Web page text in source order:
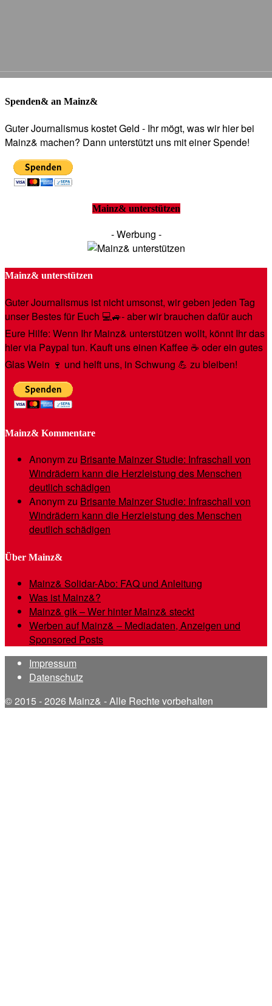
Spenden& an Mainz&
Guter Journalismus kostet Geld - Ihr mögt, was wir hier bei
Mainz& machen? Dann unterstützt uns mit einer Spende!
Mainz& unterstützen
- Werbung -
Mainz& unterstützen
Guter Journalismus ist nicht umsonst, wir geben jeden Tag
unser Bestes für Euch 💻🚙- aber wir brauchen dafür auch
Eure Hilfe: Wenn Ihr Mainz& unterstützen wollt, könnt Ihr das
hier via Paypal tun. Kauft uns einen Kaffee ☕️ oder ein gutes
Glas Wein 🍷 und helft uns, in Schwung 💪 zu bleiben!
Mainz& Kommentare
Anonymzu Brisante Mainzer Studie: Infraschall von
Windrädern kann die Herzleistung des Menschen
deutlich schädigen
Anonymzu Brisante Mainzer Studie: Infraschall von
Windrädern kann die Herzleistung des Menschen
deutlich schädigen
Über Mainz&
Mainz& Solidar-Abo: FAQ und Anleitung
Was ist Mainz&?
Mainz& gik – Wer hinter Mainz& steckt
Werben auf Mainz& – Mediadaten, Anzeigen und
Sponsored Posts
Impressum
Datenschutz
© 2015 - 2026 Mainz& - Alle Rechte vorbehalten